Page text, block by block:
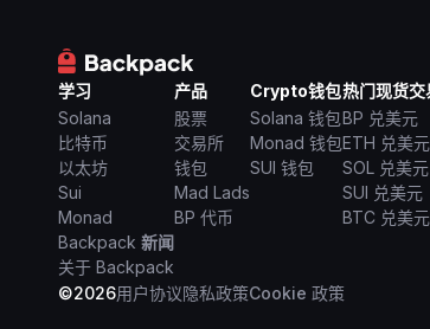
学习
Solana
比特币
以太坊
Sui
Monad
Backpack 新闻
关于 Backpack
产品
股票
交易所
钱包
Mad Lads
BP 代币
Crypto钱包
Solana 钱包
Monad 钱包
SUI 钱包
热门现货交
BP 兑美元
ETH 兑美元
SOL 兑美元
SUI 兑美元
BTC 兑美元
©2026用户协议隐私政策Cookie 政策